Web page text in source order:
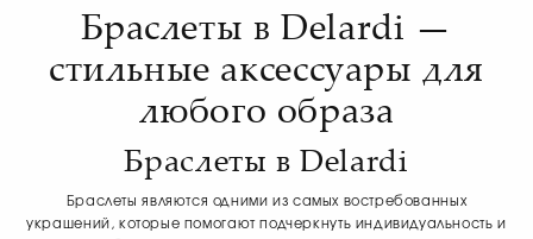
Браслеты в Delardi —
стильные аксессуары для
любого образа
Браслеты в Delardi
Браслеты являются одними из самых востребованных
украшений, которые помогают подчеркнуть индивидуальность и